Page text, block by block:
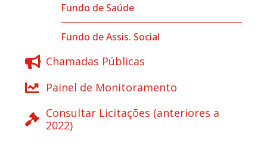
Fundo de Saúde
Fundo de Assis. Social
Chamadas Públicas
Painel de Monitoramento
Consultar Licitações (anteriores a
2022)